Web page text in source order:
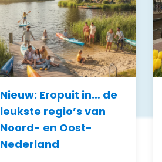
Nieuw: Eropuit in… de
leukste regio’s van
Noord- en Oost-
Nederland